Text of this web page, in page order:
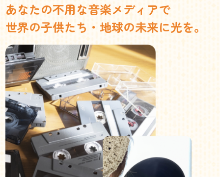
あなたの不用な音楽メディアで
世界の子供たち・地球の未来に光を。